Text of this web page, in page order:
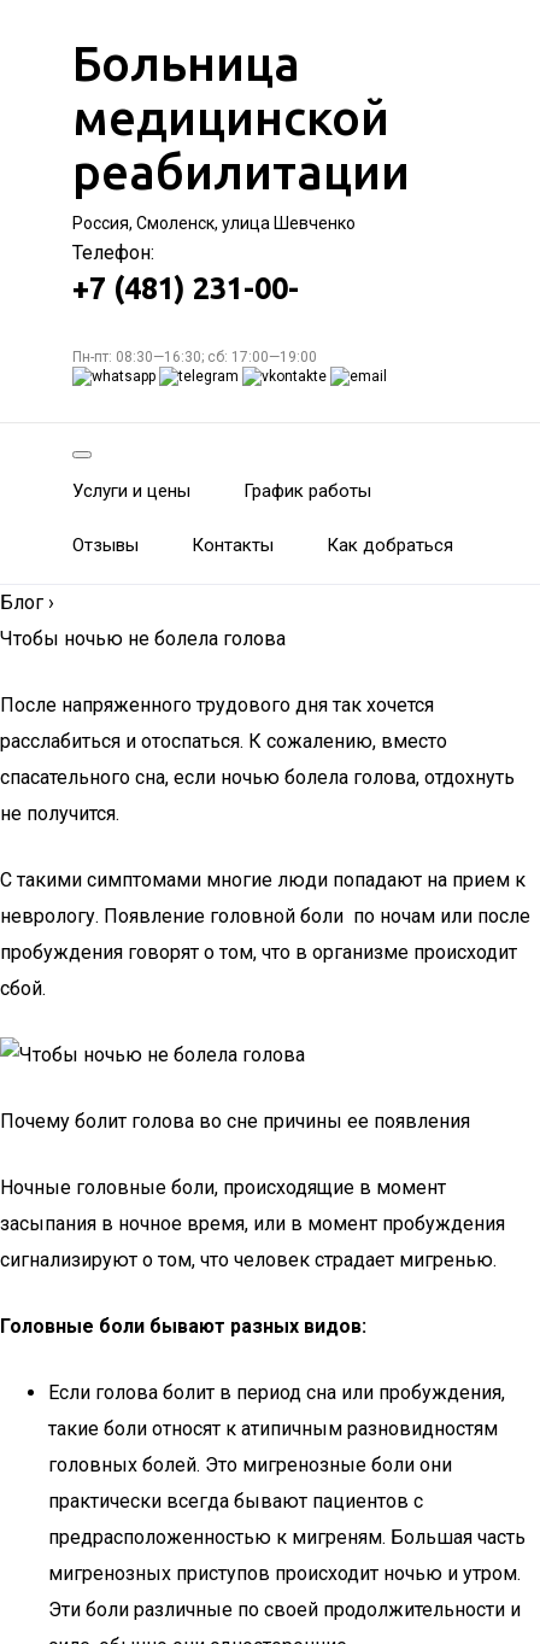
Больница
медицинской
реабилитации
Россия, Смоленск, улица Шевченко
Телефон:
+7 (481) 231-00-
Пн-пт: 08:30—16:30; сб: 17:00—19:00
Услуги и цены График работы
Отзывы Контакты Как добраться
Блог ›
Чтобы ночью не болела голова
После напряженного трудового дня так хочется
расслабиться и отоспаться. К сожалению, вместо
спасательного сна, если ночью болела голова, отдохнуть
не получится.
С такими симптомами многие люди попадают на прием к
неврологу. Появление головной боли по ночам или после
пробуждения говорят о том, что в организме происходит
сбой.
Почему болит голова во сне причины ее появления
Ночные головные боли, происходящие в момент
засыпания в ночное время, или в момент пробуждения
сигнализируют о том, что человек страдает мигренью.
Головные боли бывают разных видов:
Если голова болит в период сна или пробуждения,
такие боли относят к атипичным разновидностям
головных болей. Это мигренозные боли они
практически всегда бывают пациентов с
предрасположенностью к мигреням. Большая часть
мигренозных приступов происходит ночью и утром.
Эти боли различные по своей продолжительности и